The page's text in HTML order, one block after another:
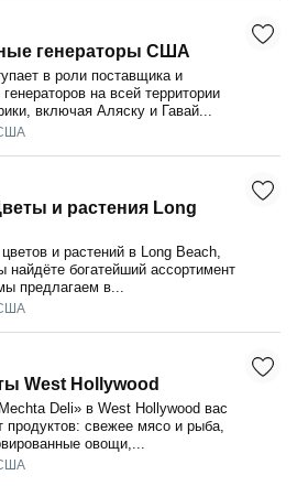
генераторы США
в роли поставщика и
на всей территории
включая Аляску и Гавай...
и растения Long
и растений в Long Beach,
богатейший ассортимент
предлагаем в...
West Hollywood
Deli» в West Hollywood вас
продуктов: свежее мясо и рыба,
овощи,...